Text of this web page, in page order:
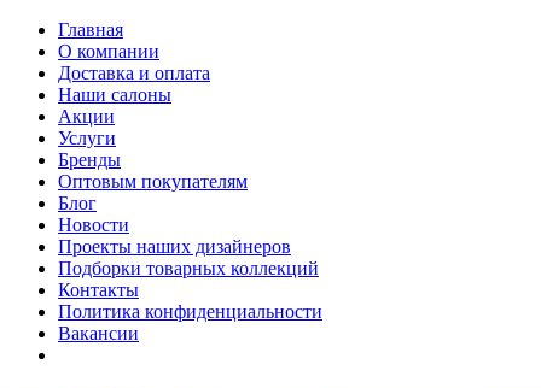
Главная
О компании
Доставка и оплата
Наши cалоны
Акции
Услуги
Бренды
Оптовым покупателям
Блог
Новости
Проекты наших дизайнеров
Подборки товарных коллекций
Контакты
Политика конфиденциальности
Вакансии